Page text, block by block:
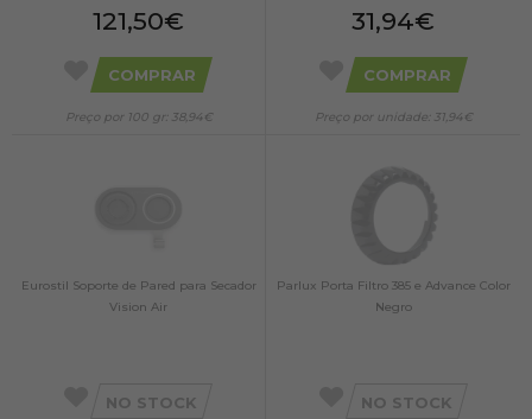
121,50€
COMPRAR
Preço por 100 gr: 38,94€
31,94€
COMPRAR
Preço por unidade: 31,94€
Eurostil Soporte de Pared para Secador
Vision Air
NO STOCK
Parlux Porta Filtro 385 e Advance Color
Negro
NO STOCK